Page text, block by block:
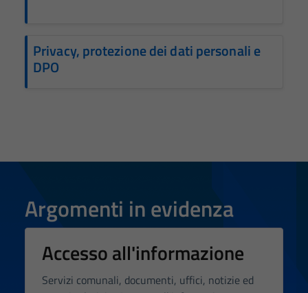
Privacy, protezione dei dati personali e
DPO
Argomenti in evidenza
Accesso all'informazione
Servizi comunali, documenti, uffici, notizie ed